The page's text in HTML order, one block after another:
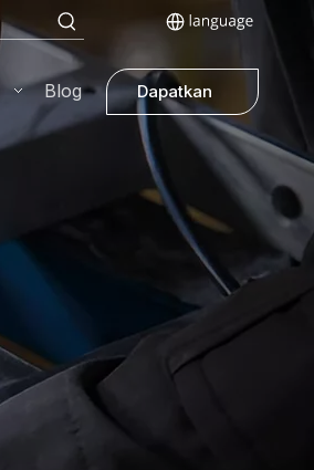
Blog Dapatkan
Sebut
Harga